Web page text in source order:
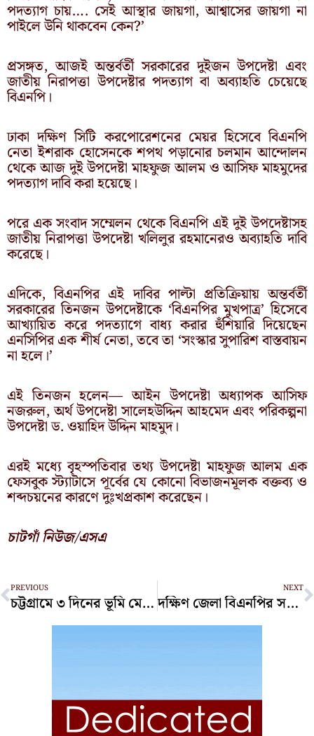
পদত্যাগ চায়…. সেই আস্থার জায়গা, আশ্বাসের জায়গা না
পাইলে উনি থাকবেন কেন?’
প্রসঙ্গত, আজই অন্তর্বর্তী সরকারের দুইজন উপদেষ্টা এবং
জাতীয় নিরাপত্তা উপদেষ্টার পদত্যাগ বা অব্যাহতি চেয়েছে
বিএনপি।
ঢাকা দক্ষিণ সিটি করপোরেশনের মেয়র হিসেবে বিএনপি
নেতা ইশরাক হোসেনকে শপথ পড়ানোর চলমান আন্দোলন
থেকে আজ দুই উপদেষ্টা মাহফুজ আলম ও আসিফ মাহমুদের
পদত্যাগ দাবি করা হয়েছে।
পরে এক সংবাদ সম্মেলন থেকে বিএনপি এই দুই উপদেষ্টাসহ
জাতীয় নিরাপত্তা উপদেষ্টা খলিলুর রহমানেরও অব্যাহতি দাবি
করেছে।
এদিকে, বিএনপির এই দাবির পাল্টা প্রতিক্রিয়ায় অন্তর্বর্তী
সরকারের তিনজন উপদেষ্টাকে ‘বিএনপির মুখপাত্র’ হিসেবে
আখ্যায়িত করে পদত্যাগে বাধ্য করার হুঁশিয়ারি দিয়েছেন
এনসিপির এক শীর্ষ নেতা, তবে তা ‘সংস্কার সুপারিশ বাস্তবায়ন
না হলে।’
এই তিনজন হলেন— আইন উপদেষ্টা অধ্যাপক আসিফ
নজরুল, অর্থ উপদেষ্টা সালেহউদ্দিন আহমেদ এবং পরিকল্পনা
উপদেষ্টা ড. ওয়াহিদ উদ্দিন মাহমুদ।
এরই মধ্যে বৃহস্পতিবার তথ্য উপদেষ্টা মাহফুজ আলম এক
ফেসবুক স্ট্যাটাসে পূর্বের যে কোনো বিভাজনমূলক বক্তব্য ও
শব্দচয়নের কারণে দুঃখপ্রকাশ করেছেন।
চাটগাঁ নিউজ/এসএ
Prev
PREVIOUS
চট্টগ্রামে ৩ দিনের ভূমি মেলা শুরু রোববার
NEXT
দক্ষিণ জেলা বিএনপির সকল ইউনিটের কমিটি বিলুপ্ত ঘোষণা